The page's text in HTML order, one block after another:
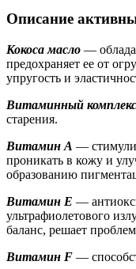
Описание
Кокоса масло —
предохраняет ее от
упругость и
Витаминный
старения.
Витамин А —
проникать в кожу и
образованию
Витамин E —
ультрафиолетового
баланс, решает
Витамин F —